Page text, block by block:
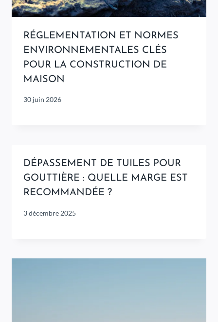
RÉGLEMENTATION ET NORMES
ENVIRONNEMENTALES CLÉS
POUR LA CONSTRUCTION DE
MAISON
30 juin 2026
DÉPASSEMENT DE TUILES POUR
GOUTTIÈRE : QUELLE MARGE EST
RECOMMANDÉE ?
3 décembre 2025